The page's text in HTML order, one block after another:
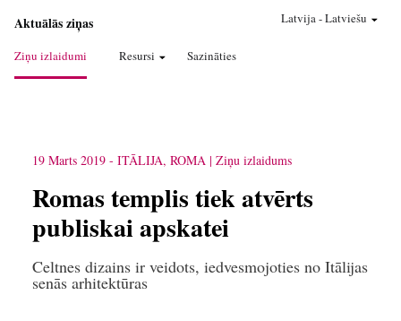
Aktuālās ziņas
Ziņu izlaidumi Resursi Sazināties
Latvija-Latviešu
19 Marts 2019 - ITĀLIJA, ROMA Ziņu izlaidums
Romas templis tiek atvērts
publiskai apskatei
Celtnes dizains ir veidots, iedvesmojoties no Itālijas
senās arhitektūras